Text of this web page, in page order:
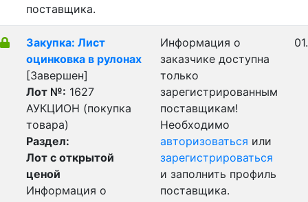
поставщика.
Закупка: Лист
оцинковка в рулонах
[Завершен]
Лот №: 1627
АУКЦИОН (покупка
товара)
Раздел:
Лот с открытой
ценой
Информация о
Информация о
заказчике доступна
только
зарегистрированным
поставщикам!
Необходимо
авторизоваться или
зарегистрироваться
и заполнить профиль
поставщика.